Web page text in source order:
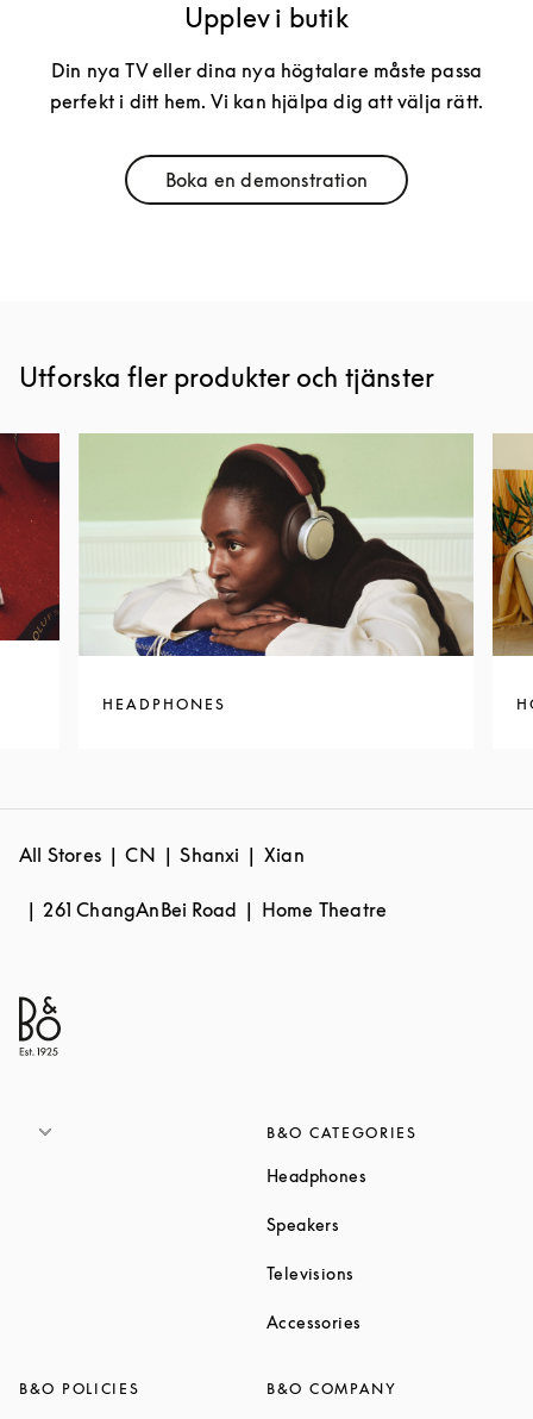
Upplev i butik
Din nya TV eller dina nya högtalare måste passa
perfekt i ditt hem. Vi kan hjälpa dig att välja rätt.
Boka en demonstration
Link Opens in New Tab
Utforska fler produkter och tjänster
HEADPHONES
All Stores CN Shanxi Xian
261 ChangAnBei Road Home Theatre
B&O CATEGORIES
Headphones
Speakers
Televisions
Accessories
B&O POLICIES B&O COMPANY